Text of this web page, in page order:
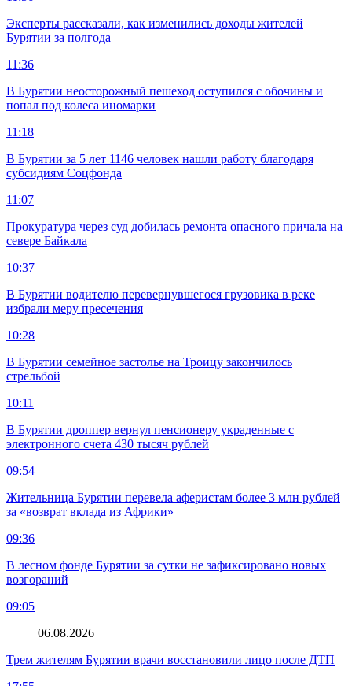
Эксперты рассказали, как изменились доходы жителей
Бурятии за полгода
11:36
В Бурятии неосторожный пешеход оступился с обочины и
попал под колеса иномарки
11:18
В Бурятии за 5 лет 1146 человек нашли работу благодаря
субсидиям Соцфонда
11:07
Прокуратура через суд добилась ремонта опасного причала на
севере Байкала
10:37
В Бурятии водителю перевернувшегося грузовика в реке
избрали меру пресечения
10:28
В Бурятии семейное застолье на Троицу закончилось
стрельбой
10:11
В Бурятии дроппер вернул пенсионеру украденные с
электронного счета 430 тысяч рублей
09:54
Жительница Бурятии перевела аферистам более 3 млн рублей
за «возврат вклада из Африки»
09:36
В лесном фонде Бурятии за сутки не зафиксировано новых
возгораний
09:05
06.08.2026
Трем жителям Бурятии врачи восстановили лицо после ДТП